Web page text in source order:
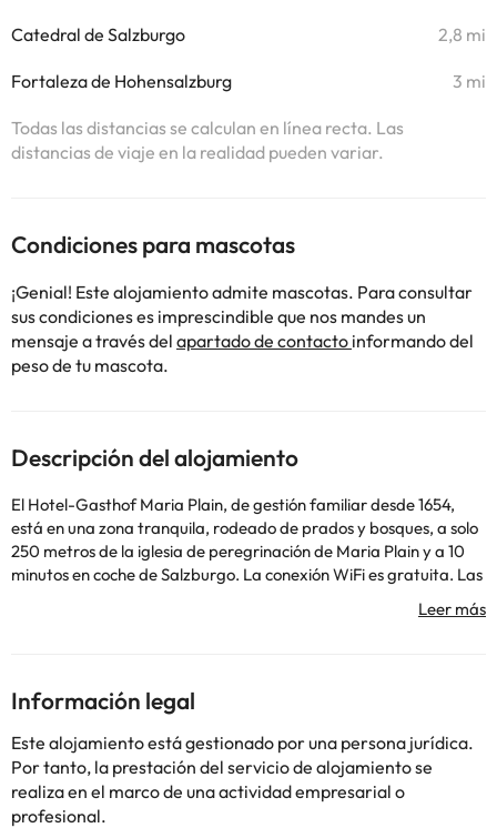
Catedral de Salzburgo 2,8 mi
Fortaleza de Hohensalzburg 3 mi
Todas las distancias se calculan en línea recta. Las
distancias de viaje en la realidad pueden variar.
Condiciones para mascotas
¡Genial! Este alojamiento admite mascotas. Para consultar
sus condiciones es imprescindible que nos mandes un
mensaje a través del apartado de contacto informando del
peso de tu mascota.
Descripción del alojamiento
El Hotel-Gasthof Maria Plain, de gestión familiar desde 1654,
está en una zona tranquila, rodeado de prados y bosques, a solo
250 metros de la iglesia de peregrinación de Maria Plain y a 10
minutos en coche de Salzburgo. La conexión WiFi es gratuita. Las
habitaciones son elegantes y amplias y tienen TV de pantalla
Muchos productos proceden de la propia carnicería del
establecimiento. Durante el buen tiempo, los huéspedes podrán
comer en el jardín de castaños. La parada de autobús más
cercana (Plainbrücke) está a 15 minutos a pie, y cada 15 minutos
hay conexiones en autobús al centro de Salzburgo durante el día.
La estación de tren se encuentra a 5 minutos en taxi.
Información legal
Este alojamiento está gestionado por una persona jurídica.
Por tanto, la prestación del servicio de alojamiento se
realiza en el marco de una actividad empresarial o
profesional.